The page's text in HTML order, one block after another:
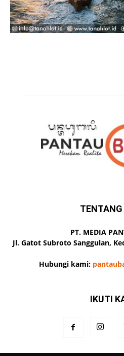
PT. MEDIA
Jl. Gatot Subroto Sanggulan,
Hubungi kami:
IKUTI